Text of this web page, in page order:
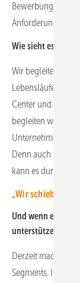
Anforderungen
Wie sieht es dann
Wir begleiten den
Lebensläufe der
Center und
begleiten wir den
Unternehmen,
Denn auch wenn
kann es durchaus
„Wir schieben
Und wenn es um
unterstützen?
Derzeit machen
Segments. In